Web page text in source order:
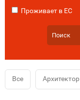
Проживает в ЕС
Все Архитектор